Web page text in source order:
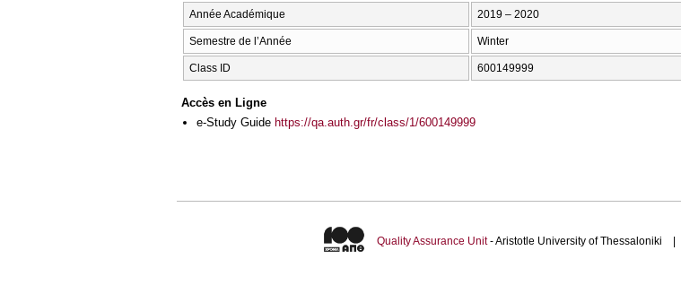
Année Académique 2019 – 2020
Semestre de l’Année Winter
Class ID 600149999
Accès en Ligne
e-Study Guide https://qa.auth.gr/fr/class/1/600149999
Quality Assurance Unit- Aristotle University of Thessaloniki |